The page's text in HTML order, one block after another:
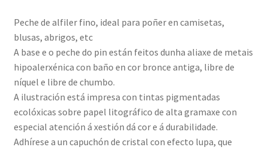
Peche de alfiler fino, ideal para poñer en camisetas,
blusas, abrigos, etc
A base e o peche do pin están feitos dunha aliaxe de metais
hipoalerxénica con baño en cor bronce antiga, libre de
níquel e libre de chumbo.
A ilustración está impresa con tintas pigmentadas
ecolóxicas sobre papel litográfico de alta gramaxe con
especial atención á xestión dá cor e á durabilidade.
Adhírese a un capuchón de cristal con efecto lupa, que